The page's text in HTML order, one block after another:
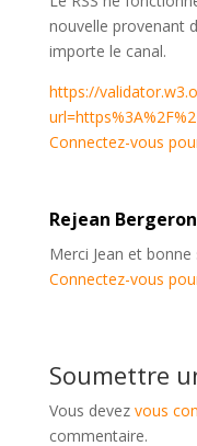
nouvelle provenant
importe le canal.
https://
Connectez-vous
Rejean Bergeron
Merci Jean et bonne
Connectez-vous
Soumettre
Vous devez vous
commentaire.